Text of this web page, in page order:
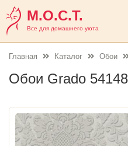
М.О.С.Т.
Все для домашнего уюта
Главная Каталог Обои
Обои Grado